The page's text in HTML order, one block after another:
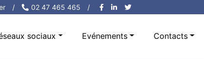
/ 02 47 465 465 /
sociaux Evénements Contacts